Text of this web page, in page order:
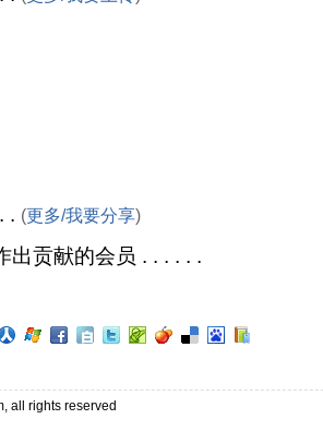
. (更多/我要分享)
出贡献的会员 . . . . . .
all rights reserved